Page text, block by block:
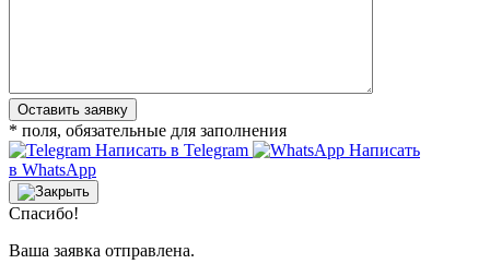
* поля, обязательные для заполнения
Написать в Telegram
Написать
в WhatsApp
Спасибо!
Ваша заявка отправлена.